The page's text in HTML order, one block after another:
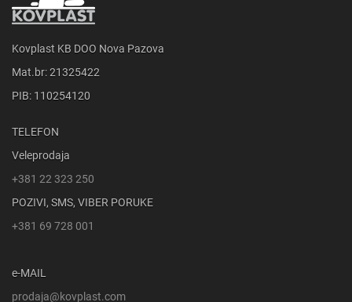
Kovplast KB DOO Nova Pazova
Mat.br: 21325422
PIB: 110254120
TELEFON
Veleprodaja
+381 22 323 250
POZIVI, SMS, VIBER PORUKE
+381 69 728 001
e-MAIL
prodaja@kovplast.com